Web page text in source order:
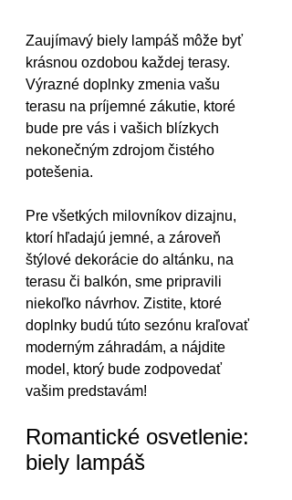
Zaujímavý biely lampáš môže byť
krásnou ozdobou každej terasy.
Výrazné doplnky zmenia vašu
terasu na príjemné zákutie, ktoré
bude pre vás i vašich blízkych
nekonečným zdrojom čistého
potešenia.
Pre všetkých milovníkov dizajnu,
ktorí hľadajú jemné, a zároveň
štýlové dekorácie do altánku, na
terasu či balkón, sme pripravili
niekoľko návrhov. Zistite, ktoré
doplnky budú túto sezónu kraľovať
moderným záhradám, a nájdite
model, ktorý bude zodpovedať
vašim predstavám!
Romantické osvetlenie:
biely lampáš